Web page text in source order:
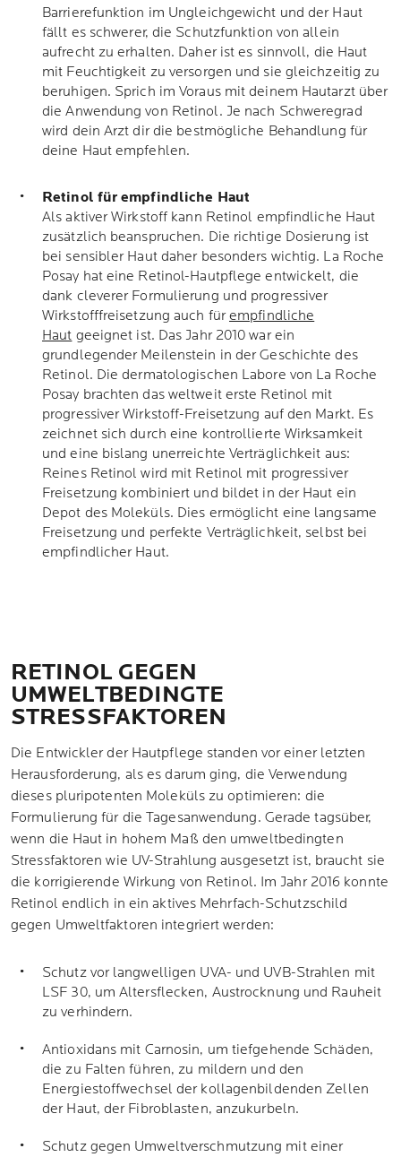
Barrierefunktion im Ungleichgewicht und der Haut
fällt es schwerer, die Schutzfunktion von allein
aufrecht zu erhalten. Daher ist es sinnvoll, die Haut
mit Feuchtigkeit zu versorgen und sie gleichzeitig zu
beruhigen. Sprich im Voraus mit deinem Hautarzt über
die Anwendung von Retinol. Je nach Schweregrad
wird dein Arzt dir die bestmögliche Behandlung für
deine Haut empfehlen.
Retinol für empfindliche Haut
Als aktiver Wirkstoff kann Retinol empfindliche Haut
zusätzlich beanspruchen. Die richtige Dosierung ist
bei sensibler Haut daher besonders wichtig. La Roche
Posay hat eine Retinol-Hautpflege entwickelt, die
dank cleverer Formulierung und progressiver
Wirkstofffreisetzung auch fürempfindliche
Haut geeignet ist. Das Jahr 2010 war ein
grundlegender Meilenstein in der Geschichte des
Retinol. Die dermatologischen Labore von La Roche
Posay brachten das weltweit erste Retinol mit
progressiver Wirkstoff-Freisetzung auf den Markt. Es
zeichnet sich durch eine kontrollierte Wirksamkeit
und eine bislang unerreichte Verträglichkeit aus:
Reines Retinol wird mit Retinol mit progressiver
Freisetzung kombiniert und bildet in der Haut ein
Depot des Moleküls. Dies ermöglicht eine langsame
Freisetzung und perfekte Verträglichkeit, selbst bei
empfindlicher Haut.
RETINOL GEGEN
UMWELTBEDINGTE
STRESSFAKTOREN
Die Entwickler der Hautpflege standen vor einer letzten
Herausforderung, als es darum ging, die Verwendung
dieses pluripotenten Moleküls zu optimieren: die
Formulierung für die Tagesanwendung. Gerade tagsüber,
wenn die Haut in hohem Maß den umweltbedingten
Stressfaktoren wie UV-Strahlung ausgesetzt ist, braucht sie
die korrigierende Wirkung von Retinol. Im Jahr 2016 konnte
Retinol endlich in ein aktives Mehrfach-Schutzschild
gegen Umweltfaktoren integriert werden:
Schutz vor langwelligen UVA- und UVB-Strahlen mit
LSF 30, um Altersflecken, Austrocknung und Rauheit
zu verhindern.
Antioxidans mit Carnosin, um tiefgehende Schäden,
die zu Falten führen, zu mildern und den
Energiestoffwechsel der kollagenbildenden Zellen
der Haut, der Fibroblasten, anzukurbeln.
Schutz gegen Umweltverschmutzung mit einer